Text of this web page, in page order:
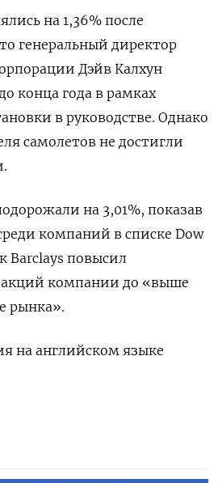
на 1,36% после
генеральный директор
Дэйв Калхун
конца года в рамках
в руководстве. Однако
самолетов не достигли
на 3,01%, показав
компаний в списке Dow
Barclays повысил
компании до «выше
рынка».
на английском языке